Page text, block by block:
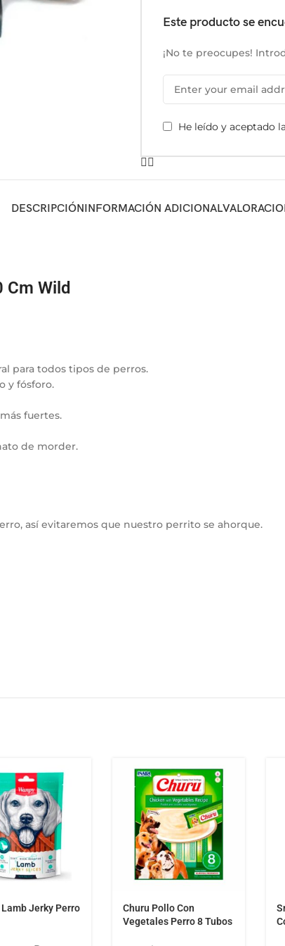
Este producto se
¡No te preocupes!
He leído y aceptado la
DESCRIPCIÓNINFORMACIÓN ADICIONAL
Cm Wild
para todos tipos de perros.
y fósforo.
fuertes.
de morder.
así evitaremos que nuestro perrito se ahorque.
Lamb Jerky Perro
Churu Pollo Con
Vegetales Perro 8 Tubos